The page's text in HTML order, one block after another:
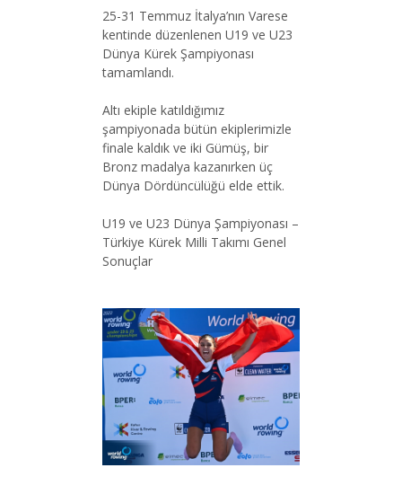
25-31 Temmuz İtalya’nın Varese
kentinde düzenlenen U19 ve U23
Dünya Kürek Şampiyonası
tamamlandı.
Altı ekiple katıldığımız
şampiyonada bütün ekiplerimizle
finale kaldık ve iki Gümüş, bir
Bronz madalya kazanırken üç
Dünya Dördüncülüğü elde ettik.
U19 ve U23 Dünya Şampiyonası –
Türkiye Kürek Milli Takımı Genel
Sonuçlar